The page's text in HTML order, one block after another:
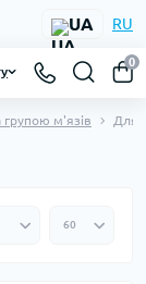
UA RU
0
групою м'язів Для